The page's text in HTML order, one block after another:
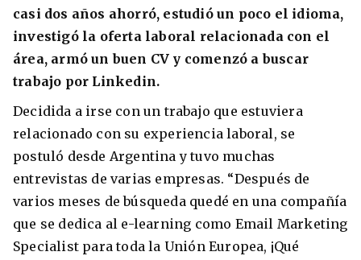
Barbie Castoldi 09/11/2021
Estudia Business en Auckland
Estudia Desarrollo Web en Toronto
casi dos años ahorró, estudió un poco el idioma,
investigó la oferta laboral relacionada con el
área, armó un buen CV y comenzó a buscar
trabajo por Linkedin.
Decidida a irse con un trabajo que estuviera
relacionado con su experiencia laboral, se
postuló desde Argentina y tuvo muchas
entrevistas de varias empresas. “Después de
varios meses de búsqueda quedé en una compañía
que se dedica al e-learning como Email Marketing
Specialist para toda la Unión Europea, ¡Qué